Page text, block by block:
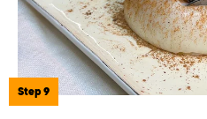
Step 9